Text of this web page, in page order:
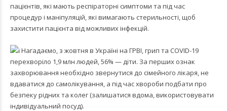
пацієнтів, які мають респіраторні симптоми та під час
процедур і маніпуляцій, які вимагають стерильності, щоб
захистити пацієнта від можливих інфекцій.
Нагадаємо, з жовтня в Україні на ГРВІ, грип та COVID-19
перехворіло 1,9 млн людей, 56% — діти. За перших ознак
захворювання необхідно звернутися до сімейного лікаря, не
вдаватися до самолікування, а під час хвороби подбати про
безпеку рідних та колег (залишатися вдома, використовувати
індивідуальний посуд).